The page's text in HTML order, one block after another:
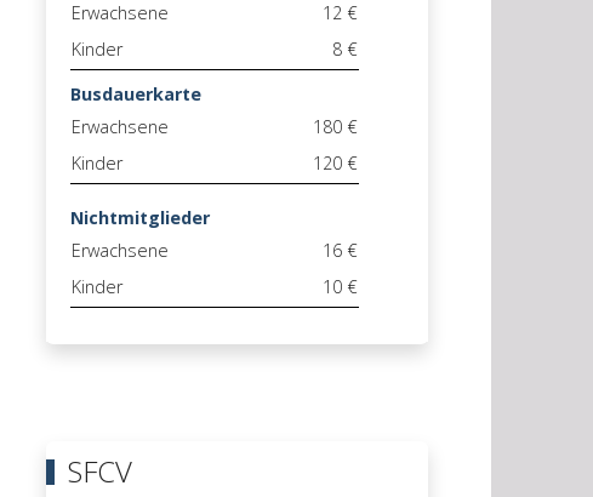
Erwachsene
12 €
Kinder
8 €
Busdauerkarte
Erwachsene
180 €
Kinder
120 €
Nichtmitglieder
Erwachsene
16 €
Kinder
10 €
SFCV